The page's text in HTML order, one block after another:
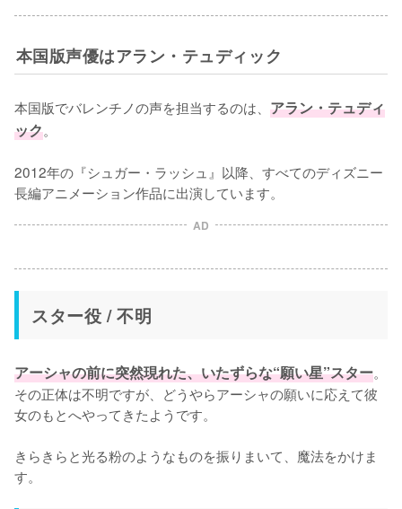
本国版声優はアラン・テュディック
本国版でバレンチノの声を担当するのは、 アラン・テュディ
ック。
2012年の『シュガー・ラッシュ』以降、すべてのディズニー
長編アニメーション作品に出演しています。
AD
スター役 / 不明
アーシャの前に突然現れた、いたずらな“願い星”スター。
その正体は不明ですが、どうやらアーシャの願いに応えて彼
女のもとへやってきたようです。
きらきらと光る粉のようなものを振りまいて、魔法をかけま
す。